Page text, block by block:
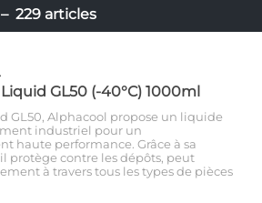
229 articles
GL50 (-40°C) 1000ml
GL50, Alphacool propose un liquide
industriel pour un
haute performance. Grâce à sa
protège contre les dépôts, peut
à travers tous les types de pièces